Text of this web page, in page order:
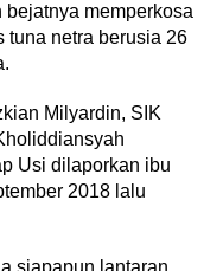
memperkosa
tuna netra berusia 26
Milyardin, SIK
Usi dilaporkan ibu
2018 lalu
siapapun lantaran